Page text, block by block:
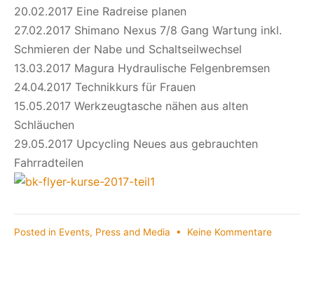
20.02.2017 Eine Radreise planen
27.02.2017 Shimano Nexus 7/8 Gang Wartung inkl.
Schmieren der Nabe und Schaltseilwechsel
13.03.2017 Magura Hydraulische Felgenbremsen
24.04.2017 Technikkurs für Frauen
15.05.2017 Werkzeugtasche nähen aus alten
Schläuchen
29.05.2017 Upcycling Neues aus gebrauchten
Fahrradteilen
Posted in Events, Press and Media • Keine Kommentarezu